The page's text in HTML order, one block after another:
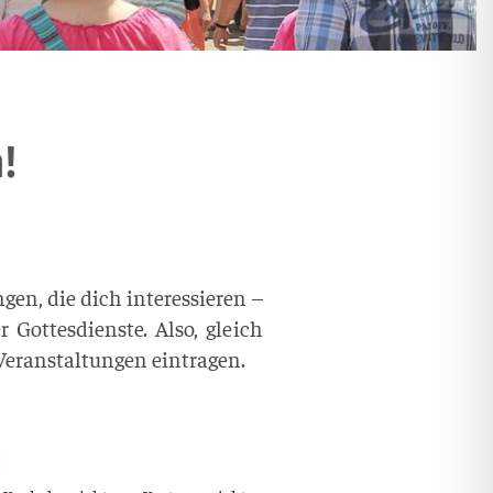
eintragen.